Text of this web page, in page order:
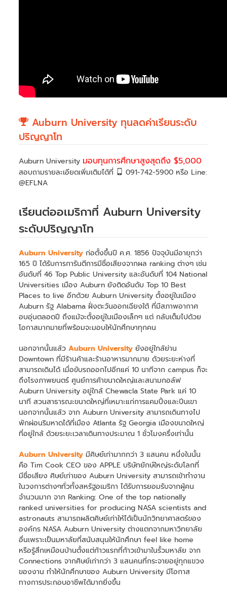
Auburn University ทุนลดค่าเรียนระดับ
ปริญญาโท
Auburn University มอบทุนการศึกษาสูงสุดถึง $5,000
สอบถามรายละเอียดเพิ่มเติมได้ที่
091-742-5900 หรือ Line:
@EFLNA
เรียนต่ออเมริกาที่ Auburn University
ระดับปริญญาโท
Auburn University ก่อตั้งขึ้นปี ค.ศ. 1856 ปัจจุบันมีอายุกว่า
165 ปี ได้รับการการันตีการมีชื่อเสียงจากผล ranking ต่างๆ เช่น
อันดับที่ 46 Top Public University และอันดับที่ 104 National
Universities เมือง Auburn ยังติดอันดับ Top 10 Best
Places to live อีกด้วย Auburn University ตั้งอยู่ในเมือง
Auburn รัฐ Alabama ฝั่งตะวันออกเฉียงใต้ ที่มีสภาพอากาศ
อบอุ่นตลอดปี ถึงแม้จะตั้งอยู่ในเมืองเล็กๆ แต่ กลับเต็มไปด้วย
โอกาสมากมายที่พร้อมจะมอบให้นักศึกษาทุกคน
นอกจากนั้นแล้วAuburn University ยังอยู่ใกล้ย่าน
Downtown ที่มีร้านค้าและร้านอาหารมากมาย ด้วยระยะห่างที่
สามารถเดินได้ เมื่อขับรถออกไปอีกแค่ 10 นาทีจาก campus ก็จะ
ถึงโรงภาพยนตร์ ศูนย์การค้าขนาดใหญ่และสนามกอล์ฟ
Auburn University อยู่ใกล้ Chewacla State Park แค่ 10
นาที สวนสาธารณะขนาดใหญ่ที่เหมาะแก่การแคมปิ้งและปีนเขา
นอกจากนั้นแล้ว จาก Auburn University สามารถเดินทางไป
พักผ่อนริมหาดได้ที่เมือง Atlanta รัฐ Georgia เมืองขนาดใหญ่
ที่อยู่ใกล้ ด้วยระยะเวลาเดินทางประมาณ 1 ชั่วโมงครึ่งเท่านั้น
Auburn University มีศิษย์เก่ามากกว่า 3 แสนคน หนึ่งในนั้น
คือ Tim Cook CEO ของ APPLE บริษัทยักษ์ใหญ่ระดับโลกที่
มีชื่อเสียง ศิษย์เก่าของ Auburn University สามารถเข้าทำงาน
ในวงการต่างๆทั่วทั้งสหรัฐอเมริกา ได้รับการยอมรับจากผู้คน
จำนวนมาก จาก Ranking: One of the top nationally
ranked universities for producing NASA scientists and
astronauts สามารถผลิตศิษย์เก่าให้ได้เป็นนักวิทยาศาสตร์ของ
องค์กร NASA Auburn University ต่างแตกจากมหาวิทยาลัย
อื่นเพราะเป็นมหาลัยที่สนับสนุนให้นักศึกษา feel like home
หรือรู้สึกเหมือนบ้านตั้งแต่ก้าวแรกที่ก้าวเข้ามาในรั้วมหาลัย จาก
Connections จากศิษย์เก่ากว่า 3 แสนคนที่กระจายอยู่ทุกแขวง
ของงาน ทำให้นักศึกษาของ Auburn University มีโอกาส
ทางการประกอบอาชีพได้มากยิ่งขึ้น